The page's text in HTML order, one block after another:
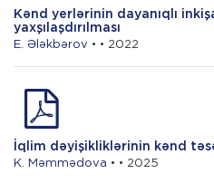
Kənd yerlərinin dayanıqlı
yaxşılaşdırılması
E. Ələkbərov • • 2022
İqlim dəyişikliklərinin kənd
K. Məmmədova • • 2025